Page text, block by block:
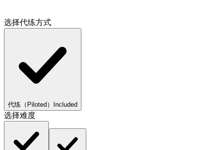
选择代练方式
代练（Piloted） Included
选择难度